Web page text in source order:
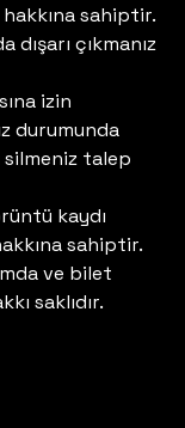
sahiptir.
çıkmanız
izin
durumunda
talep
kaydı
sahiptir.
ve bilet
saklıdır.